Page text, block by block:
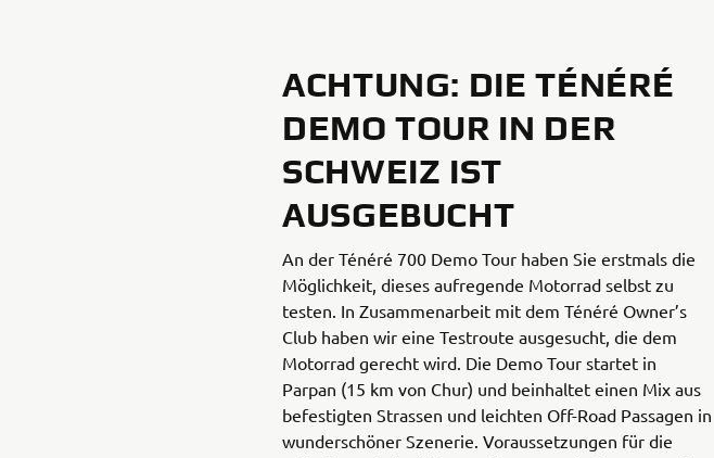
ACHTUNG: DIE TÉNÉRÉ
DEMO TOUR IN DER
SCHWEIZ IST
AUSGEBUCHT
An der Ténéré 700 Demo Tour haben Sie erstmals die
Möglichkeit, dieses aufregende Motorrad selbst zu
testen. In Zusammenarbeit mit dem Ténéré Owner’s
Club haben wir eine Testroute ausgesucht, die dem
Motorrad gerecht wird. Die Demo Tour startet in
Parpan (15 km von Chur) und beinhaltet einen Mix aus
befestigten Strassen und leichten Off-Road Passagen in
wunderschöner Szenerie. Voraussetzungen für die